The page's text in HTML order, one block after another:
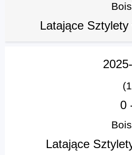
Latające
0
Latające